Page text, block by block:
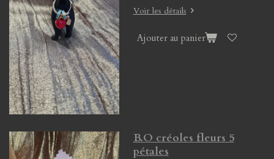
Voir les détails
Ajouter au panier
B.O créoles fleurs 5
pétales